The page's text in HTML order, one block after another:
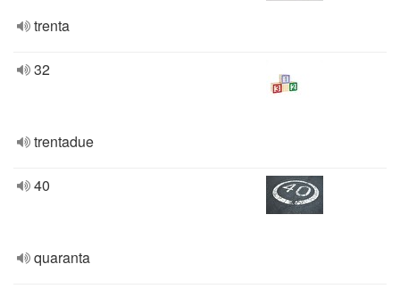
trenta
32
trentadue
40
quaranta